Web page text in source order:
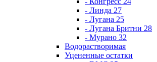
- Линда 27
- Лугана 25
- Лугана Бритни 28
- Мурано 32
Водорастворимая
Уцененные остатки